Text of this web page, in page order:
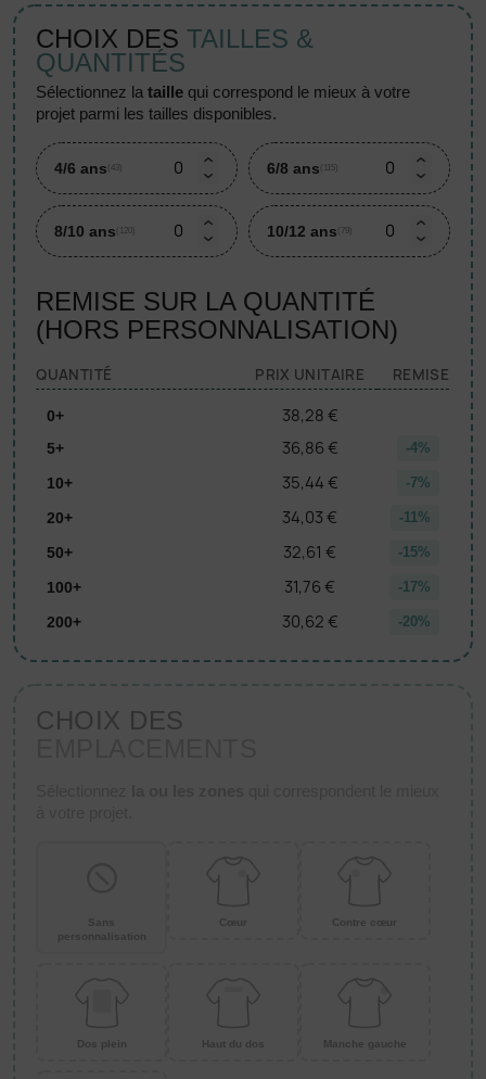
CHOIX DES TAILLES &
QUANTITÉS
sélectionnez lataille qui correspond le mieux à votre
projet parmi les tailles disponibles.
4/6 ans (43) 6/8 ans (115)
8/10 ans (120) 10/12 ans (79)
REMISE SUR LA QUANTITÉ
(HORS PERSONNALISATION)
QUANTITÉ PRIX UNITAIRE REMISE
0+ 38,28 €
5+ 36,86 € -4%
10+ 35,44 € -7%
20+ 34,03 € -11%
50+ 32,61 € -15%
100+ 31,76 € -17%
200+ 30,62 € -20%
CHOIX DES
Sans
personnalisation
Cœur Contre cœur
Dos plein Haut du dos Manche gauche